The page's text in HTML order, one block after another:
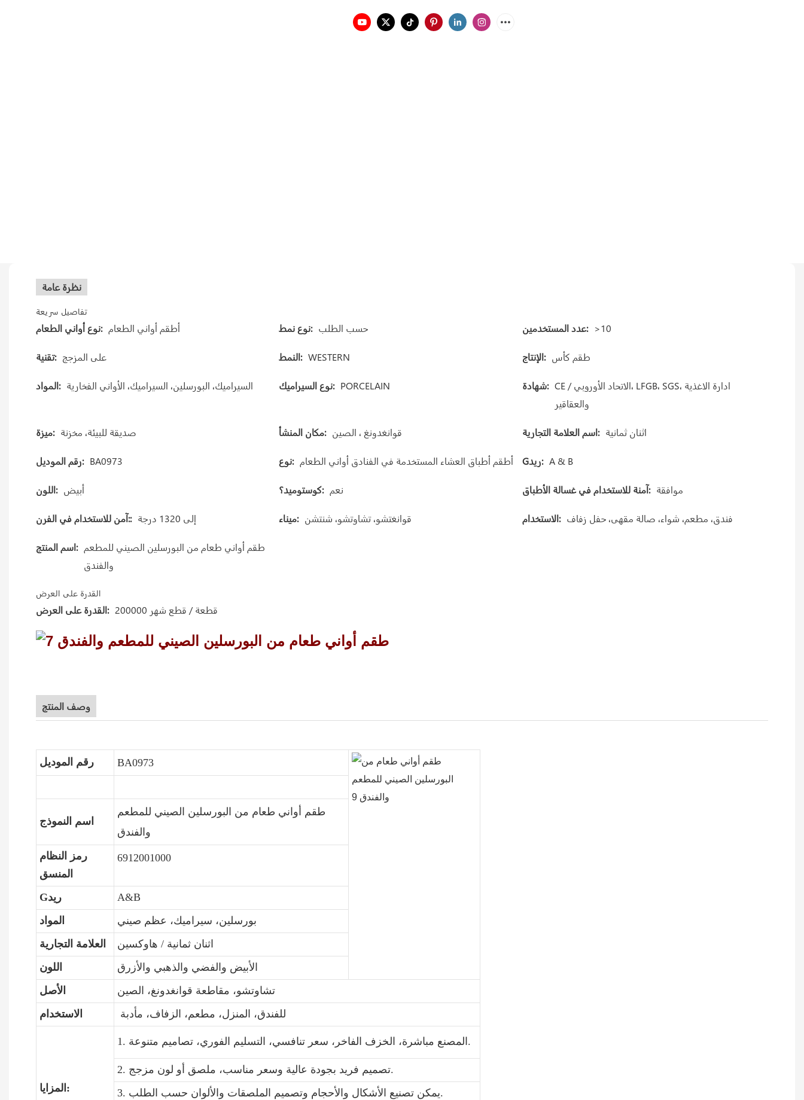
نظرة عامة
تفاصيل سريعة
نوع أواني الطعام: أطقم أواني الطعام نوع نمط: حسب الطلب عدد المستخدمين: >10
تقنية: على المزجج النمط: WESTERN الإنتاج: طقم كأس
المواد: السيراميك، البورسلين، السيراميك، الأواني الفخارية نوع السيراميك: PORCELAIN شهادة: CE / الاتحاد الأوروبي، LFGB، SGS، ادارة الاغذية
والعقاقير
ميزة: صديقة للبيئة، مخزنة مكان المنشأ: قوانغدونغ ، الصين اسم العلامة التجارية: اثنان ثمانية
رقم الموديل: BA0973 نوع: أطقم أطباق العشاء المستخدمة في الفنادق أواني الطعام Gريد: A & B
اللون: أبيض كوستوميد؟: نعم آمنة للاستخدام في غسالة الأطباق: موافقة
آمن للاستخدام في الفرن:: إلى 1320 درجة ميناء: قوانغتشو، تشاوتشو، شنتشن الاستخدام: فندق، مطعم، شواء، صالة مقهى، حفل زفاف
اسم المنتج: طقم أواني طعام من البورسلين الصيني للمطعم
والفندق
القدرة على العرض
القدرة على العرض: 200000 قطعة / قطع شهر
وصف المنتج
رقم الموديل BA0973
اسم النموذج
طقم أواني طعام من البورسلين الصيني للمطعم
والفندق
رمز النظام
المنسق
6912001000
Gريد
A&B
المواد
بورسلين، سيراميك، عظم صيني
العلامة التجارية
اثنان ثمانية / هاوكسين
اللون
الأبيض والفضي والذهبي والأزرق
الأصل
تشاوتشو، مقاطعة قوانغدونغ، الصين
الاستخدام
للفندق، المنزل، مطعم، الزفاف، مأدبة
المزايا:
1. المصنع مباشرة، الخزف الفاخر، سعر تنافسي، التسليم الفوري، تصاميم متنوعة.
2. تصميم فريد بجودة عالية وسعر مناسب، ملصق أو لون مزجج.
3. يمكن تصنيع الأشكال والأحجام وتصميم الملصقات والألوان حسب الطلب.